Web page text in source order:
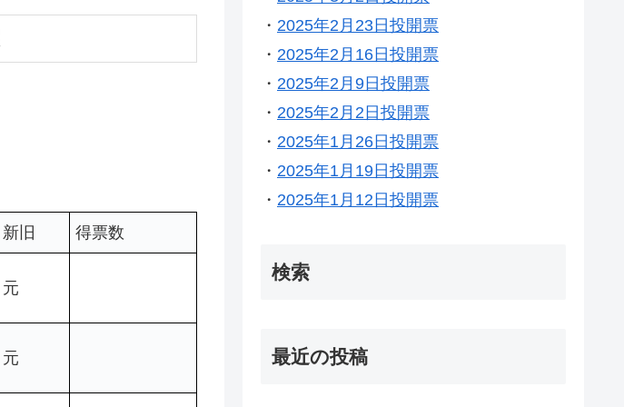
新旧 得票数
元
元
・ 2025年2月23日投開票
・ 2025年2月16日投開票
・ 2025年2月9日投開票
・ 2025年2月2日投開票
・ 2025年1月26日投開票
・ 2025年1月19日投開票
・ 2025年1月12日投開票
検索
最近の投稿